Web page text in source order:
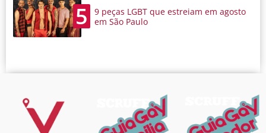
5
9 peças LGBT que estreiam em agosto
em São Paulo